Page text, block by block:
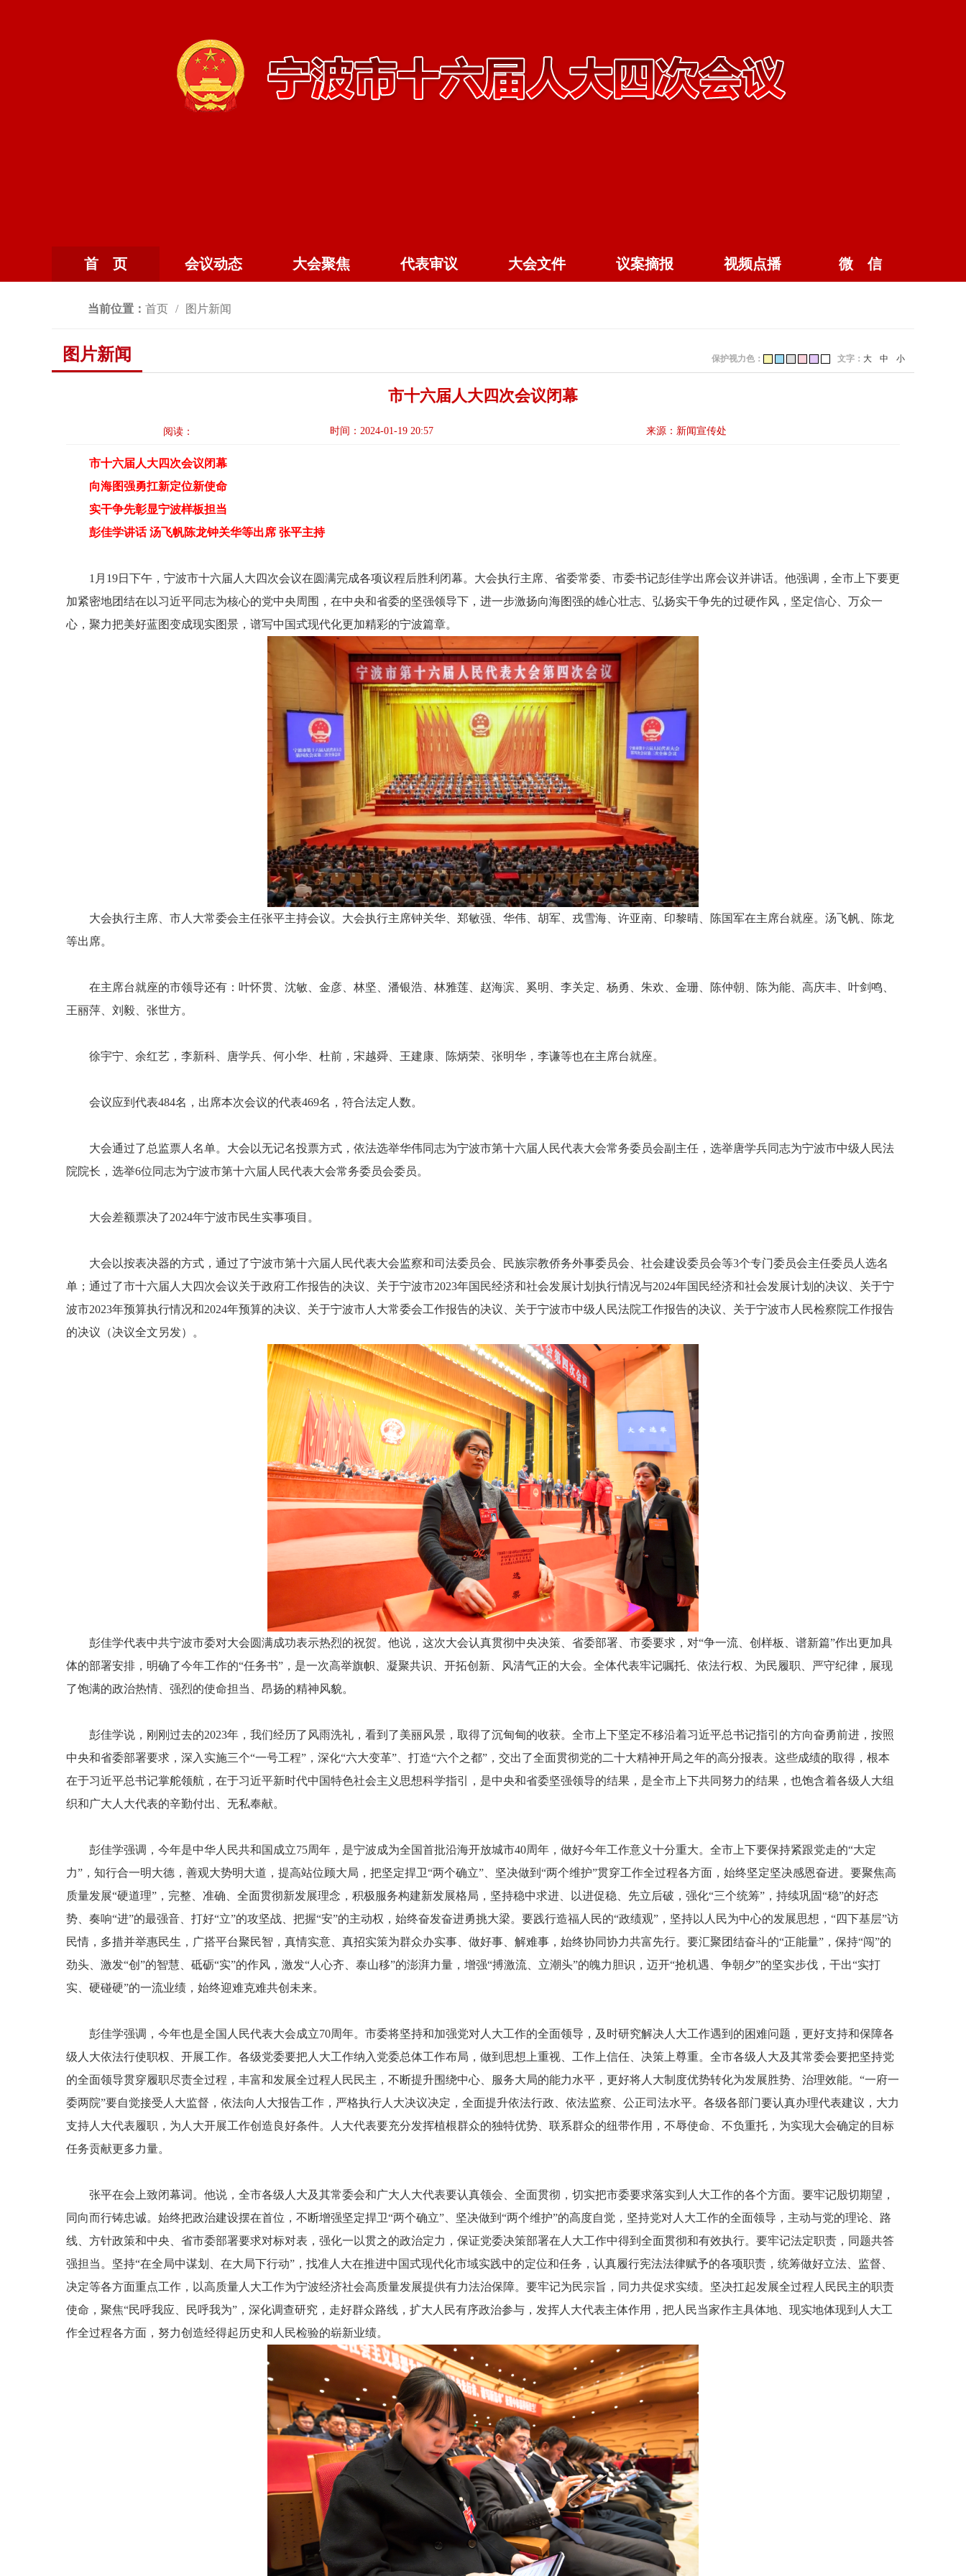
首 页 会议动态 大会聚焦 代表审议 大会文件 议案摘报 视频点播 微 信
当前位置： 首页 图片新闻
图片新闻 文字： 大 中 小
保护视力色：
市十六届人大四次会议闭幕
阅读： 时间：2024-01-19 20:57 来源：新闻宣传处
市十六届人大四次会议闭幕
向海图强勇扛新定位新使命
实干争先彰显宁波样板担当
彭佳学讲话 汤飞帆陈龙钟关华等出席 张平主持
1月19日下午，宁波市十六届人大四次会议在圆满完成各项议程后胜利闭幕。大会执行主席、省委常委、市委书记彭佳学出席会议并讲话。他强调，全市上下要更
加紧密地团结在以习近平同志为核心的党中央周围，在中央和省委的坚强领导下，进一步激扬向海图强的雄心壮志、弘扬实干争先的过硬作风，坚定信心、万众一
心，聚力把美好蓝图变成现实图景，谱写中国式现代化更加精彩的宁波篇章。
大会执行主席、市人大常委会主任张平主持会议。大会执行主席钟关华、郑敏强、华伟、胡军、戎雪海、许亚南、印黎晴、陈国军在主席台就座。汤飞帆、陈龙
等出席。
在主席台就座的市领导还有：叶怀贯、沈敏、金彦、林坚、潘银浩、林雅莲、赵海滨、奚明、李关定、杨勇、朱欢、金珊、陈仲朝、陈为能、高庆丰、叶剑鸣、
王丽萍、刘毅、张世方。
徐宇宁、余红艺，李新科、唐学兵、何小华、杜前，宋越舜、王建康、陈炳荣、张明华，李谦等也在主席台就座。
会议应到代表484名，出席本次会议的代表469名，符合法定人数。
大会通过了总监票人名单。大会以无记名投票方式，依法选举华伟同志为宁波市第十六届人民代表大会常务委员会副主任，选举唐学兵同志为宁波市中级人民法
院院长，选举6位同志为宁波市第十六届人民代表大会常务委员会委员。
大会差额票决了2024年宁波市民生实事项目。
大会以按表决器的方式，通过了宁波市第十六届人民代表大会监察和司法委员会、民族宗教侨务外事委员会、社会建设委员会等3个专门委员会主任委员人选名
单；通过了市十六届人大四次会议关于政府工作报告的决议、关于宁波市2023年国民经济和社会发展计划执行情况与2024年国民经济和社会发展计划的决议、关于宁
波市2023年预算执行情况和2024年预算的决议、关于宁波市人大常委会工作报告的决议、关于宁波市中级人民法院工作报告的决议、关于宁波市人民检察院工作报告
的决议（决议全文另发）。
彭佳学代表中共宁波市委对大会圆满成功表示热烈的祝贺。他说，这次大会认真贯彻中央决策、省委部署、市委要求，对“争一流、创样板、谱新篇”作出更加具
体的部署安排，明确了今年工作的“任务书”，是一次高举旗帜、凝聚共识、开拓创新、风清气正的大会。全体代表牢记嘱托、依法行权、为民履职、严守纪律，展现
了饱满的政治热情、强烈的使命担当、昂扬的精神风貌。
彭佳学说，刚刚过去的2023年，我们经历了风雨洗礼，看到了美丽风景，取得了沉甸甸的收获。全市上下坚定不移沿着习近平总书记指引的方向奋勇前进，按照
中央和省委部署要求，深入实施三个“一号工程”，深化“六大变革”、打造“六个之都”，交出了全面贯彻党的二十大精神开局之年的高分报表。这些成绩的取得，根本
在于习近平总书记掌舵领航，在于习近平新时代中国特色社会主义思想科学指引，是中央和省委坚强领导的结果，是全市上下共同努力的结果，也饱含着各级人大组
织和广大人大代表的辛勤付出、无私奉献。
彭佳学强调，今年是中华人民共和国成立75周年，是宁波成为全国首批沿海开放城市40周年，做好今年工作意义十分重大。全市上下要保持紧跟党走的“大定
力”，知行合一明大德，善观大势明大道，提高站位顾大局，把坚定捍卫“两个确立”、坚决做到“两个维护”贯穿工作全过程各方面，始终坚定坚决感恩奋进。要聚焦高
质量发展“硬道理”，完整、准确、全面贯彻新发展理念，积极服务构建新发展格局，坚持稳中求进、以进促稳、先立后破，强化“三个统筹”，持续巩固“稳”的好态
势、奏响“进”的最强音、打好“立”的攻坚战、把握“安”的主动权，始终奋发奋进勇挑大梁。要践行造福人民的“政绩观”，坚持以人民为中心的发展思想，“四下基层”访
民情，多措并举惠民生，广搭平台聚民智，真情实意、真招实策为群众办实事、做好事、解难事，始终协同协力共富先行。要汇聚团结奋斗的“正能量”，保持“闯”的
劲头、激发“创”的智慧、砥砺“实”的作风，激发“人心齐、泰山移”的澎湃力量，增强“搏激流、立潮头”的魄力胆识，迈开“抢机遇、争朝夕”的坚实步伐，干出“实打
实、硬碰硬”的一流业绩，始终迎难克难共创未来。
彭佳学强调，今年也是全国人民代表大会成立70周年。市委将坚持和加强党对人大工作的全面领导，及时研究解决人大工作遇到的困难问题，更好支持和保障各
级人大依法行使职权、开展工作。各级党委要把人大工作纳入党委总体工作布局，做到思想上重视、工作上信任、决策上尊重。全市各级人大及其常委会要把坚持党
的全面领导贯穿履职尽责全过程，丰富和发展全过程人民民主，不断提升围绕中心、服务大局的能力水平，更好将人大制度优势转化为发展胜势、治理效能。“一府一
委两院”要自觉接受人大监督，依法向人大报告工作，严格执行人大决议决定，全面提升依法行政、依法监察、公正司法水平。各级各部门要认真办理代表建议，大力
支持人大代表履职，为人大开展工作创造良好条件。人大代表要充分发挥植根群众的独特优势、联系群众的纽带作用，不辱使命、不负重托，为实现大会确定的目标
任务贡献更多力量。
张平在会上致闭幕词。他说，全市各级人大及其常委会和广大人大代表要认真领会、全面贯彻，切实把市委要求落实到人大工作的各个方面。要牢记殷切期望，
同向而行铸忠诚。始终把政治建设摆在首位，不断增强坚定捍卫“两个确立”、坚决做到“两个维护”的高度自觉，坚持党对人大工作的全面领导，主动与党的理论、路
线、方针政策和中央、省市委部署要求对标对表，强化一以贯之的政治定力，保证党委决策部署在人大工作中得到全面贯彻和有效执行。要牢记法定职责，同题共答
强担当。坚持“在全局中谋划、在大局下行动”，找准人大在推进中国式现代化市域实践中的定位和任务，认真履行宪法法律赋予的各项职责，统筹做好立法、监督、
决定等各方面重点工作，以高质量人大工作为宁波经济社会高质量发展提供有力法治保障。要牢记为民宗旨，同力共促求实绩。坚决扛起发展全过程人民民主的职责
使命，聚焦“民呼我应、民呼我为”，深化调查研究，走好群众路线，扩大人民有序政治参与，发挥人大代表主体作用，把人民当家作主具体地、现实地体现到人大工
作全过程各方面，努力创造经得起历史和人民检验的崭新业绩。